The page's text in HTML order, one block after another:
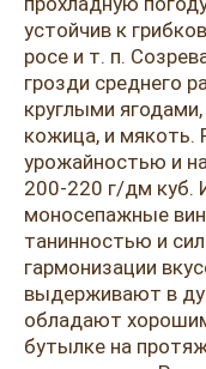
Водка
Саке
Пиво
устойчив к
росе и т. п.
грозди среднего
круглыми
кожица, и мякоть.
урожайностью и
200-220 г/дм куб.
моносепажные
танинностью и
гармонизации
выдерживают в
обладают
бутылке на